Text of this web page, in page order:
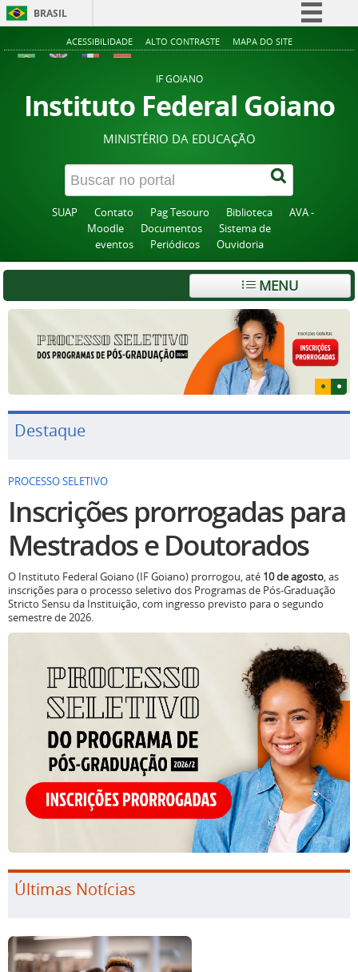
BRASIL
Simplifique!
Acesso à informação
Legislação
Canais
ACESSIBILIDADE ALTO CONTRASTE MAPA DO SITE
IF GOIANO
Instituto Federal Goiano
MINISTÉRIO DA EDUCAÇÃO
SUAP Contato Pag Tesouro Biblioteca
AVA -
Moodle
Documentos
Sistema de
eventos
Periódicos Ouvidoria
MENU
Destaque
PROCESSO SELETIVO
Inscrições prorrogadas para
Mestrados e Doutorados
O Instituto Federal Goiano (IF Goiano) prorrogou, até 10 de agosto, as
inscrições para o processo seletivo dos Programas de Pós-Graduação
Stricto Sensu da Instituição, com ingresso previsto para o segundo
semestre de 2026.
Últimas Notícias